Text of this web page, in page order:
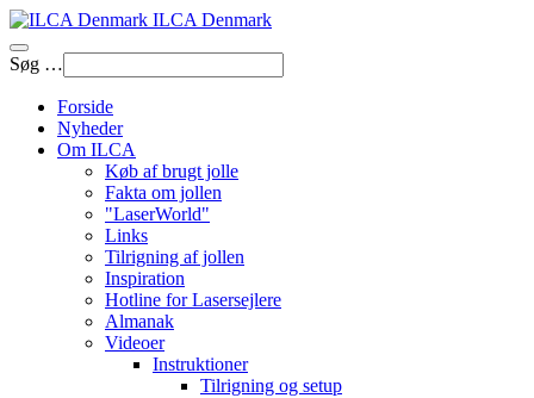
ILCA Denmark
Søg …
Forside
Nyheder
Om ILCA
Køb af brugt jolle
Fakta om jollen
"LaserWorld"
Links
Tilrigning af jollen
Inspiration
Hotline for Lasersejlere
Almanak
Videoer
Instruktioner
Tilrigning og setup